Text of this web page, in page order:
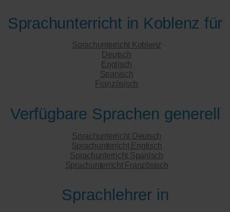
Sprachunterricht in Koblenz für
Sprachunterricht Koblenz
Deutsch
Englisch
Spanisch
Französisch
Verfügbare Sprachen generell
Sprachunterricht Deutsch
Sprachunterricht Englisch
Sprachunterricht Spanisch
Sprachunterricht Französisch
Sprachlehrer in